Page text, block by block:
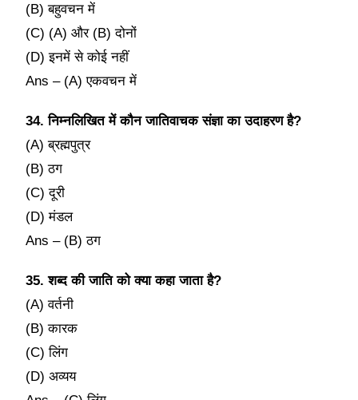
(B) बहुवचन में
(C) (A) और (B) दोनों
(D) इनमें से कोई नहीं
Ans – (A) एकवचन में
34. निम्नलिखित में कौन जातिवाचक संज्ञा का उदाहरण है?
(A) ब्रह्मपुत्र
(B) ठग
(C) दूरी
(D) मंडल
Ans – (B) ठग
35. शब्द की जाति को क्या कहा जाता है?
(A) वर्तनी
(B) कारक
(C) लिंग
(D) अव्यय